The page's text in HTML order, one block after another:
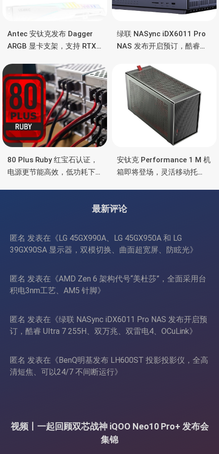
Antec 安钛克发布 Dagger
ARGB 显卡支架，支持 RTX
绿联 NASync iDX6011 Pro
NAS 发布开启预订，酷睿
雷电4、OCuLink
80 Plus Ruby 红宝石认证，
电源更节能高效，低功耗下
安钛克 Performance 1 M 机
箱即将登场，灵活移动托
最新评论
匿名 发表在《 LG 45GX990A、LG 45GX950A 和 LG
39GX90SA 显示器，双模切换、曲面超宽屏、防眩光》
匿名 发表在《AMD Zen 6 架构代号“美杜莎”，全面采用台
积电3nm工艺、AM5 针脚》
匿名 发表在《绿联 NASync iDX6011 Pro NAS 发布开启预
订，酷睿 Ultra 7 255H、双万兆、双雷电4、OCuLink》
匿名 发表在《 BenQ明基发布 LH600ST 投影投影仪，全高
清短焦、可以24/7 不间断运行》
视频丨一起回顾双芯战神 iQOO Neo10 Pro+ 发布会
集锦